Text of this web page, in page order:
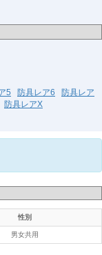
5 防具レア6
防具レア
防具レアX
性別
男女共用